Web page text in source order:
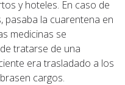
y hoteles. En caso de
pasaba la cuarentena en
medicinas se
tratarse de una
era trasladado a los
cargos.